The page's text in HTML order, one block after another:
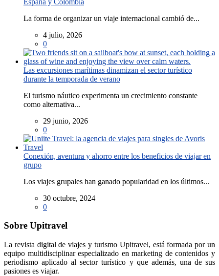
La forma de organizar un viaje internacional cambió de...
4 julio, 2026
0
Las excursiones marítimas dinamizan el sector turístico
durante la temporada de verano
El turismo náutico experimenta un crecimiento constante
como alternativa...
29 junio, 2026
0
Conexión, aventura y ahorro entre los beneficios de viajar en
grupo
Los viajes grupales han ganado popularidad en los últimos...
30 octubre, 2024
0
Sobre Upitravel
La revista digital de viajes y turismo Upitravel, está formada por un
equipo multidisciplinar especializado en marketing de contenidos y
periodismo aplicado al sector turístico y que además, una de sus
pasiones es viajar.